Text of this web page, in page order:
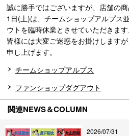
誠に勝手ではございますが、店舗の
1日(土)は、チームショップアルプス
ウトを臨時休業とさせていただきます
皆様には大変ご迷惑をお掛けします
申し上げます。
チームショップアルプス
ファンショップダグアウト
関連NEWS＆COLUMN
2026/07/31